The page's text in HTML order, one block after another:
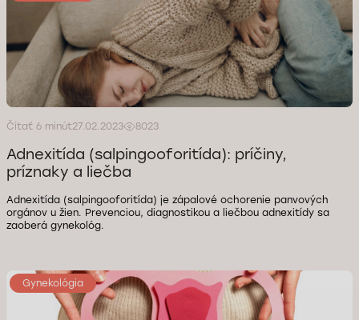
Čítať 6 minút27.02.2023 8023
Adnexitída (salpingooforitída): príčiny,
príznaky a liečba
Adnexitída (salpingooforitída) je zápalové ochorenie panvových
orgánov u žien. Prevenciou, diagnostikou a liečbou adnexitídy sa
zaoberá gynekológ.
Gynekológia